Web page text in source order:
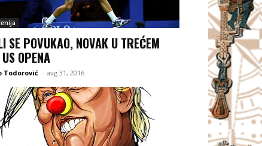
SE POVUKAO, NOVAK U TREĆEM
OPENA
Todorović - avg 31, 2016